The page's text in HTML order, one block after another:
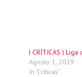
| CRÍTICAS | Liga
Agosto 1, 2019
In "Críticas"